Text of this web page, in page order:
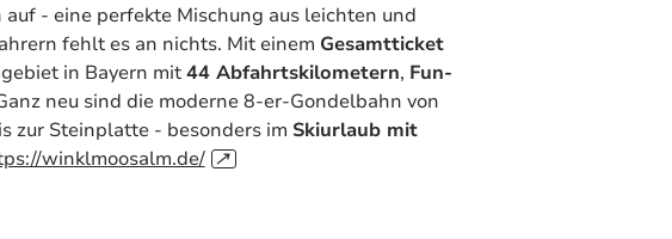
- eine perfekte Mischung aus leichten und
fehlt es an nichts. Mit einem Gesamtticket
in Bayern mit44 Abfahrtskilometern, Fun-
neu sind die moderne 8-er-Gondelbahn von
zur Steinplatte - besonders im Skiurlaub mit
winklmoosalm.de/ ↗